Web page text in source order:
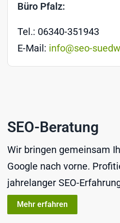
Büro Pfalz:
Tel.: 06340-351943
E-Mail: info@seo-
SEO-Beratung
Wir bringen gemeinsam
Google nach vorne.
jahrelanger SEO-
Mehr erfahren